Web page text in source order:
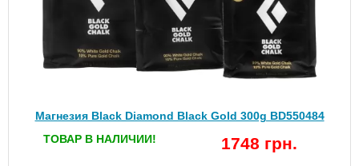
Магнезия Black Diamond Black Gold 300g BD550484
ТОВАР В НАЛИЧИИ!
1748 грн.